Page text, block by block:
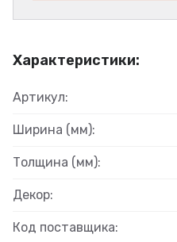
Характеристики:
Артикул:
Ширина (мм):
Толщина (мм):
Декор:
Код поставщика: